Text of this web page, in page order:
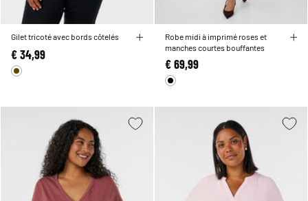
Gilet tricoté avec bords côtelés
€ 34,99
Robe midi à imprimé roses et
manches courtes bouffantes
€ 69,99